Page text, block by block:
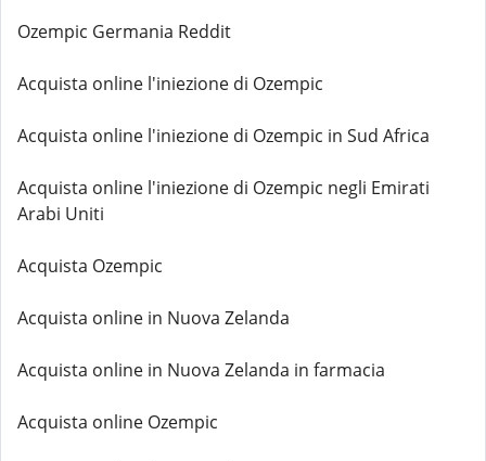
Ozempic Germania Reddit
Acquista online l'iniezione di Ozempic
Acquista online l'iniezione di Ozempic in Sud Africa
Acquista online l'iniezione di Ozempic negli Emirati
Arabi Uniti
Acquista Ozempic
Acquista online in Nuova Zelanda
Acquista online in Nuova Zelanda in farmacia
Acquista online Ozempic